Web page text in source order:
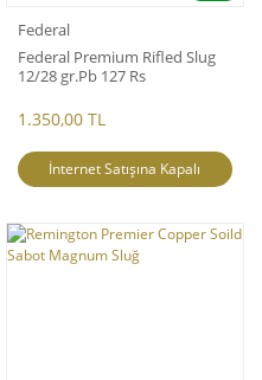
Federal
Federal Premium Rifled Slug
12/28 gr.Pb 127 Rs
1.350,00 TL
İnternet Satışına Kapalı